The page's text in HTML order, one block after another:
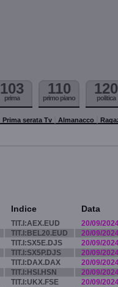
103
prima
110
primo piano
120
politica
Prima serata Tv Almanacco
Indice Data
TIT.I:AEX.EUD
20/09/
TIT.I:BEL20.EUD
20/09/
TIT.I:SX5E.DJS
20/09/
TIT.I:SX5P.DJS
20/09/
TIT.I:DAX.DAX
20/09/
TIT.I:HSI.HSN
20/09/
TIT.I:UKX.FSE
20/09/